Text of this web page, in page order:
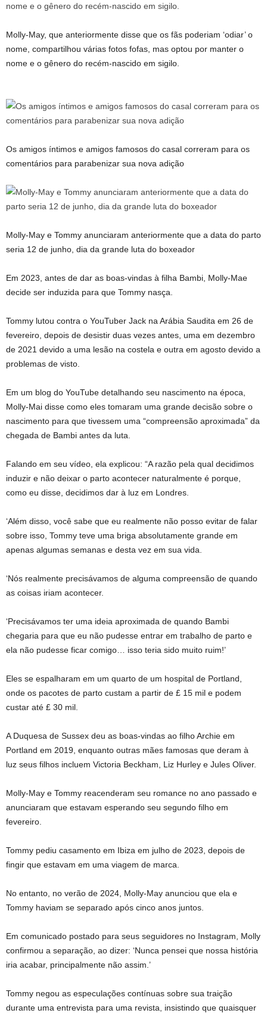
Molly-May, que anteriormente disse que os fãs poderiam ‘odiar’ o
nome, compartilhou várias fotos fofas, mas optou por manter o
nome e o gênero do recém-nascido em sigilo.
Os amigos íntimos e amigos famosos do casal correram para os
comentários para parabenizar sua nova adição
Molly-May e Tommy anunciaram anteriormente que a data do parto
seria 12 de junho, dia da grande luta do boxeador
Em 2023, antes de dar as boas-vindas à filha Bambi, Molly-Mae
decide ser induzida para que Tommy nasça.
Tommy lutou contra o YouTuber Jack na Arábia Saudita em 26 de
fevereiro, depois de desistir duas vezes antes, uma em dezembro
de 2021 devido a uma lesão na costela e outra em agosto devido a
problemas de visto.
Em um blog do YouTube detalhando seu nascimento na época,
Molly-Mai disse como eles tomaram uma grande decisão sobre o
nascimento para que tivessem uma “compreensão aproximada” da
chegada de Bambi antes da luta.
Falando em seu vídeo, ela explicou: “A razão pela qual decidimos
induzir e não deixar o parto acontecer naturalmente é porque,
como eu disse, decidimos dar à luz em Londres.
‘Além disso, você sabe que eu realmente não posso evitar de falar
sobre isso, Tommy teve uma briga absolutamente grande em
apenas algumas semanas e desta vez em sua vida.
‘Nós realmente precisávamos de alguma compreensão de quando
as coisas iriam acontecer.
‘Precisávamos ter uma ideia aproximada de quando Bambi
chegaria para que eu não pudesse entrar em trabalho de parto e
ela não pudesse ficar comigo… isso teria sido muito ruim!’
Eles se espalharam em um quarto de um hospital de Portland,
onde os pacotes de parto custam a partir de £ 15 mil e podem
custar até £ 30 mil.
A Duquesa de Sussex deu as boas-vindas ao filho Archie em
Portland em 2019, enquanto outras mães famosas que deram à
luz seus filhos incluem Victoria Beckham, Liz Hurley e Jules Oliver.
Molly-May e Tommy reacenderam seu romance no ano passado e
anunciaram que estavam esperando seu segundo filho em
fevereiro.
Tommy pediu casamento em Ibiza em julho de 2023, depois de
fingir que estavam em uma viagem de marca.
No entanto, no verão de 2024, Molly-May anunciou que ela e
Tommy haviam se separado após cinco anos juntos.
Em comunicado postado para seus seguidores no Instagram, Molly
confirmou a separação, ao dizer: ‘Nunca pensei que nossa história
iria acabar, principalmente não assim.’
Tommy negou as especulações contínuas sobre sua traição
durante uma entrevista para uma revista, insistindo que quaisquer